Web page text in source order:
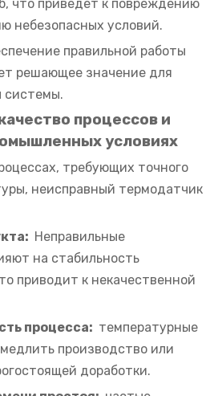
что приведет к повреждению
небезопасных условий.
правильной работы
решающее значение для
системы.
процессов и
условиях
требующих точного
неисправный термодатчик
Неправильные
на стабильность
приводит к некачественной
процесса: температурные
производство или
доработки.